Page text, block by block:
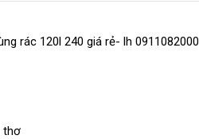
rác 120l 240 giá rẻ- lh 0911082000
thơ